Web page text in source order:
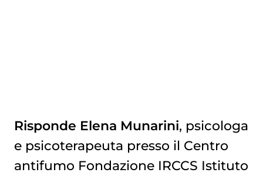
Risponde Elena Munarini, psicologa
e psicoterapeuta presso il Centro
antifumo Fondazione IRCCS Istituto